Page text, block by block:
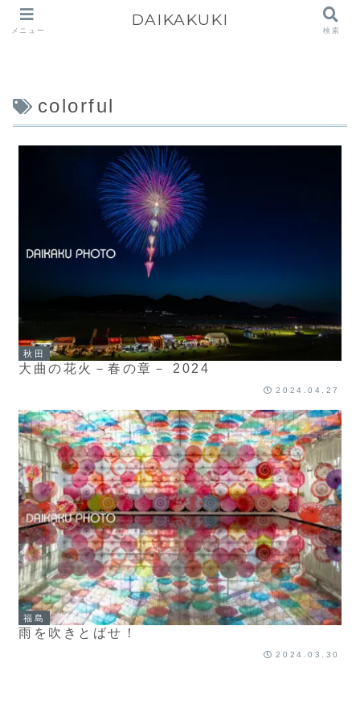
colorful
秋田
大曲の花火－春の章－ 2024
2024.04.27
福島
雨を吹きとばせ！
2024.03.30
メニュー
DAIKAKUKI
検索